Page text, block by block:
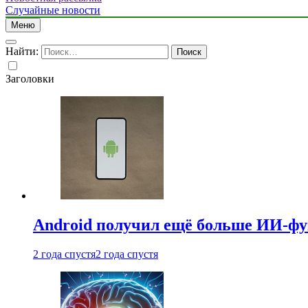
Случайные новости
Меню
Найти:
Заголовки
Android получил ещё больше ИИ-
2 года спустя2 года спустя